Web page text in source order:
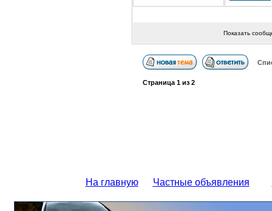
Показать
Страница 1из 2
На главную Частные объявления